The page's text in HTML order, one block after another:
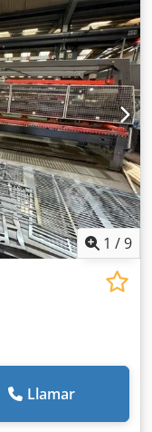
3000 x 1500 mm.
para un
capacidades de
la máquina de
3015 que
con nosotros para
Ag Deha
1 /9
Llamar